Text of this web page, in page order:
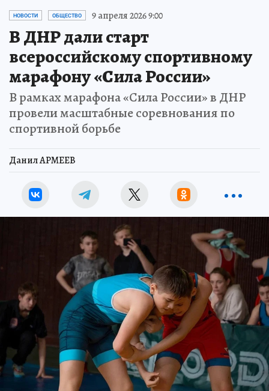
НОВОСТИ ОБЩЕСТВО 9 апреля 2026 9:00
В ДНР дали старт
всероссийскому спортивному
марафону «Сила России»
В рамках марафона «Сила России» в ДНР
провели масштабные соревнования по
спортивной борьбе
Данил АРМЕЕВ